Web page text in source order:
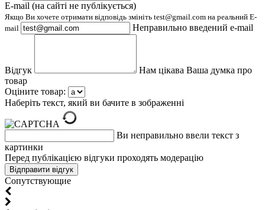
E-mail (на сайті не публікується)
Якщо Ви хочете отримати відповідь змініть test@gmail.com на реальний E-
mail
Неправильно введений e-mail
Відгук
Нам цікава Ваша думка про
товар
Оціните товар:
Наберіть текст, який ви бачите в зображенні
Ви неправильно ввели текст з
картинки
Перед публікацією відгуки проходять модерацію
Cопутствующие